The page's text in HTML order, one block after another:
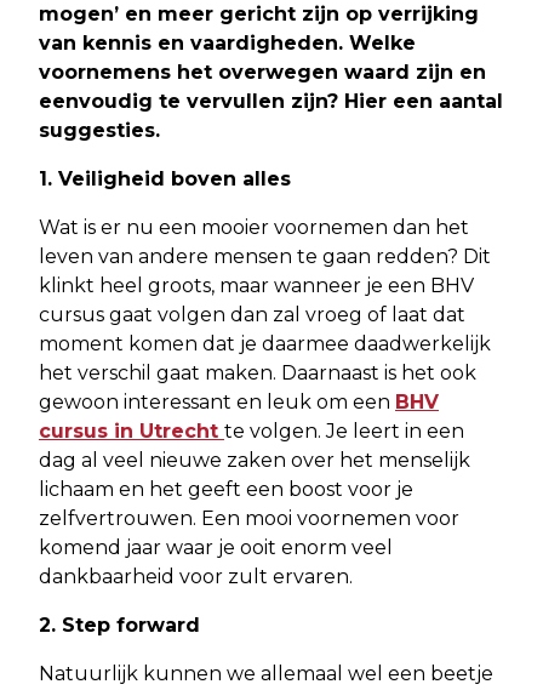
mogen’ en meer gericht zijn op verrijking
van kennis en vaardigheden. Welke
voornemens het overwegen waard zijn en
eenvoudig te vervullen zijn? Hier een aantal
suggesties.
1. Veiligheid boven alles
Wat is er nu een mooier voornemen dan het
leven van andere mensen te gaan redden? Dit
klinkt heel groots, maar wanneer je een BHV
cursus gaat volgen dan zal vroeg of laat dat
moment komen dat je daarmee daadwerkelijk
het verschil gaat maken. Daarnaast is het ook
gewoon interessant en leuk om een BHV
cursus in Utrecht te volgen. Je leert in een
dag al veel nieuwe zaken over het menselijk
lichaam en het geeft een boost voor je
zelfvertrouwen. Een mooi voornemen voor
komend jaar waar je ooit enorm veel
dankbaarheid voor zult ervaren.
2. Step forward
Natuurlijk kunnen we allemaal wel een beetje